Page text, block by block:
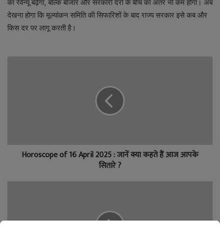
का रेवेन्यू बढ़ेगा, बल्कि बाजार और सरकारी दरों के बीच का अंतर भी कम होगा। अब
देखना होगा कि मूल्यांकन समिति की सिफारिशों के बाद राज्य सरकार इसे कब और
किस दर पर लागू करती है।
Horoscope of 16 April 2025 : जानें क्या कहते हैं आज आपके
सितारे ?